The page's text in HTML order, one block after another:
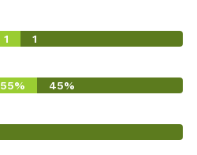
1 1
55% 45%